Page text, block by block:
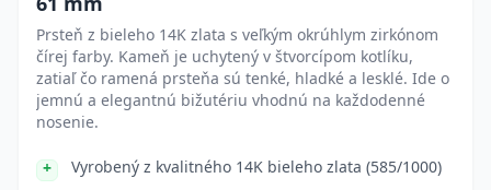
Prsteň z bieleho 14K zlata s veľkým okrúhlym zirkónom
čírej farby. Kameň je uchytený v štvorcípom kotlíku,
zatiaľ čo ramená prsteňa sú tenké, hladké a lesklé. Ide o
jemnú a elegantnú bižutériu vhodnú na každodenné
nosenie.
Vyrobený z kvalitného 14K bieleho zlata (585/1000)